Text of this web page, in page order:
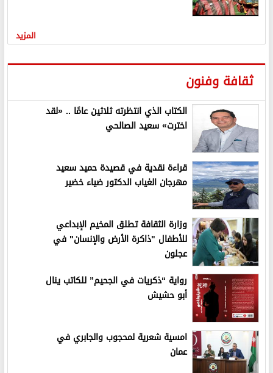
المزيد
ثقافة وفنون
الكتاب الذي انتظرته ثلاثين عامًا .. «لقد
اخترت» سعيد الصالحي
قراءة نقدية في قصيدة حميد سعيد
مهرجان الغياب الدكتور ضياء خضير
وزارة الثقافة تطلق المخيم الإبداعي
للأطفال "ذاكرة الأرض والإنسان" في
عجلون
رواية “ذكريات في الجحيم” للكاتب ينال
أبو حشيش
امسية شعرية لمحجوب والجابري في
عمان